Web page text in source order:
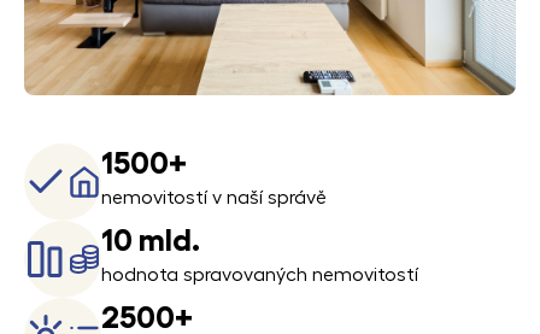
1500+
nemovitostí v naší správě
10 mld.
hodnota spravovaných nemovitostí
2500+